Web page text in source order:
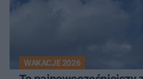
WAKACJE 2026